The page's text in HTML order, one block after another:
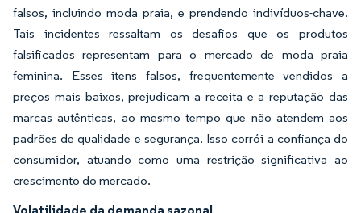
falsos, incluindo moda praia, e prendendo indivíduos-chave.
Tais incidentes ressaltam os desafios que os produtos
falsificados representam para o mercado de moda praia
feminina. Esses itens falsos, frequentemente vendidos a
preços mais baixos, prejudicam a receita e a reputação das
marcas autênticas, ao mesmo tempo que não atendem aos
padrões de qualidade e segurança. Isso corrói a confiança do
consumidor, atuando como uma restrição significativa ao
crescimento do mercado.
Volatilidade da demanda sazonal